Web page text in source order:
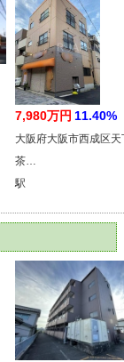
7,980万円 11.40%
大阪府大阪市西成区天
茶…
駅